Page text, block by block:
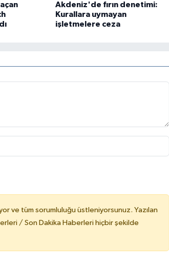
Akdeniz'de fırın denetimi:
Kurallara uymayan
işletmelere ceza
ve tüm sorumluluğu üstleniyorsunuz. Yazılan
/ Son Dakika Haberleri hiçbir şekilde